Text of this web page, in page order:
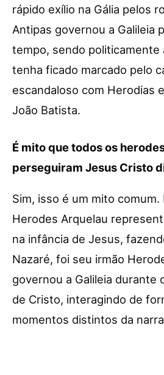
rápido exílio na Gália pelos
Antipas governou a Galileia
tempo, sendo politicamente
tenha ficado marcado pelo
escandaloso com Herodias
João Batista.
É mito que todos os
perseguiram Jesus Cristo
Sim, isso é um mito comum.
Herodes Arquelau
na infância de Jesus,
Nazaré, foi seu irmão
governou a Galileia durante
de Cristo, interagindo de
momentos distintos da